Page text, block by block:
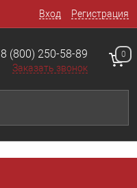
Вход Регистрация
8 (800) 250-58-89
Заказать звонок
0